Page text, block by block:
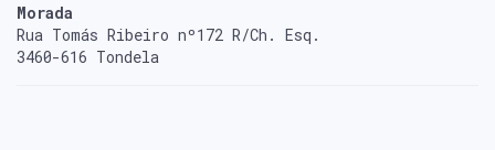
Morada
Rua Tomás Ribeiro nº172 R/Ch. Esq.
3460-616 Tondela